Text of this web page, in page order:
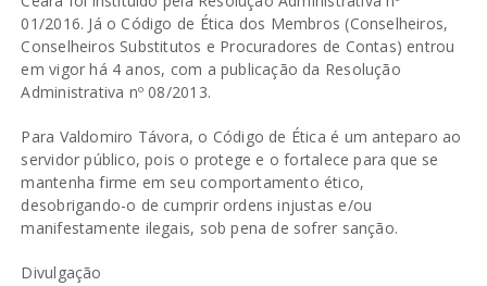
01/2016. Já o Código de Ética dos Membros (Conselheiros,
Conselheiros Substitutos e Procuradores de Contas) entrou
em vigor há 4 anos, com a publicação da Resolução
Administrativa nº 08/2013.
Para Valdomiro Távora, o Código de Ética é um anteparo ao
servidor público, pois o protege e o fortalece para que se
mantenha firme em seu comportamento ético,
desobrigando-o de cumprir ordens injustas e/ou
manifestamente ilegais, sob pena de sofrer sanção.
Divulgação